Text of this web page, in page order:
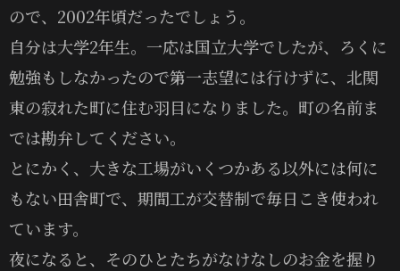
ので、2002年頃だったでしょう。
自分は大学2年生。一応は国立大学でしたが、ろくに
勉強もしなかったので第一志望には行けずに、北関
東の寂れた町に住む羽目になりました。町の名前ま
では勘弁してください。
とにかく、大きな工場がいくつかある以外には何に
もない田舎町で、期間工が交替制で毎日こき使われ
ています。
夜になると、そのひとたちがなけなしのお金を握り